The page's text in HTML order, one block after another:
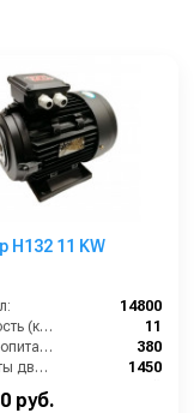
H132 11 KW
14800
Мощность (кВт):
11
Электропитание (В):
380
Обороты двигателя (об/мин):
1450
руб.